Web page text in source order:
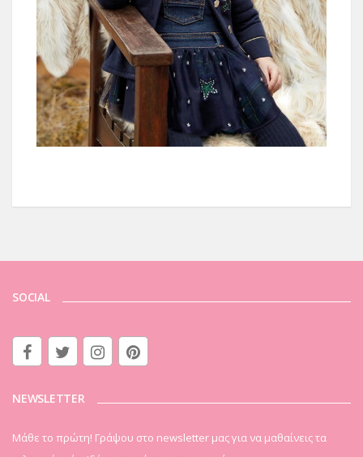
SOCIAL
NEWSLETTER
Μάθε το πρώτη! Γράψου στο newsletter μας για να μαθαίνεις τα